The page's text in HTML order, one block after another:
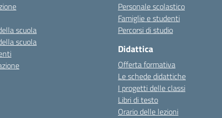
scuola
scuola
Personale scolastico
Famiglie e studenti
Percorsi di studio
Didattica
Offerta formativa
Le schede didattiche
I progetti delle classi
Libri di testo
Orario delle lezioni